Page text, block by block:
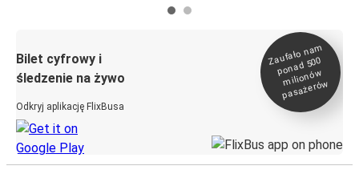
Bilet cyfrowy i
śledzenie na żywo
Odkryj aplikację FlixBusa
Zaufało na
m
ponad 500
milionó
w
pasażeró
w